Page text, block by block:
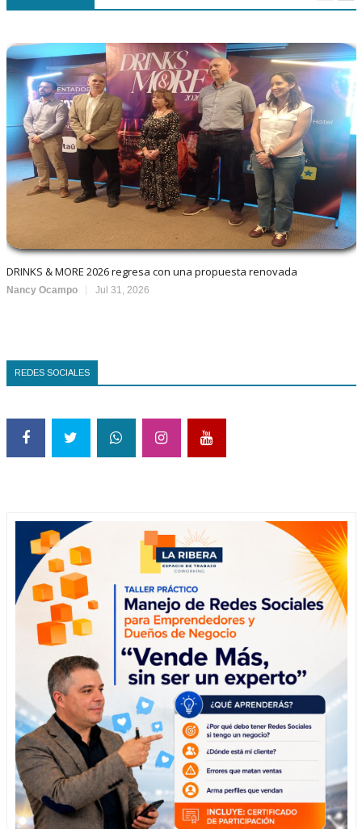
DRINKS & MORE 2026 regresa con una propuesta renovada
Nancy Ocampo Jul 31, 2026
REDES SOCIALES